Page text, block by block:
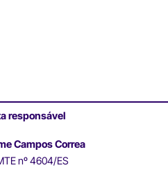
responsável
Campos Correa
nº 4604/ES